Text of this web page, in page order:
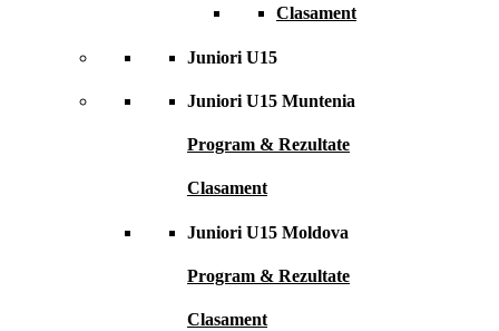
Clasament
Juniori U15
Juniori U15 Muntenia
Program & Rezultate
Clasament
Juniori U15 Moldova
Program & Rezultate
Clasament